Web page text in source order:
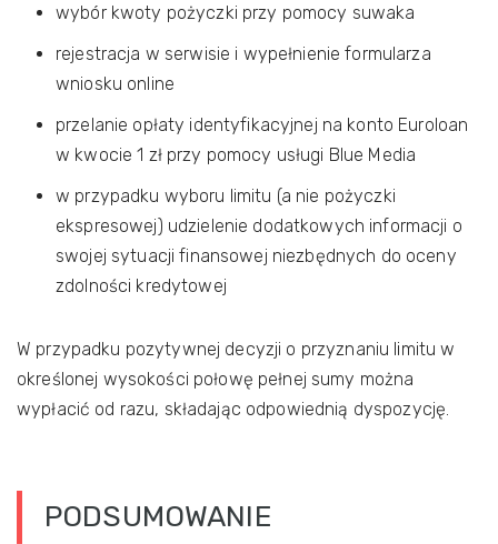
wybór kwoty pożyczki przy pomocy suwaka
rejestracja w serwisie i wypełnienie formularza
wniosku online
przelanie opłaty identyfikacyjnej na konto Euroloan
w kwocie 1 zł przy pomocy usługi Blue Media
w przypadku wyboru limitu (a nie pożyczki
ekspresowej) udzielenie dodatkowych informacji o
swojej sytuacji finansowej niezbędnych do oceny
zdolności kredytowej
W przypadku pozytywnej decyzji o przyznaniu limitu w
określonej wysokości połowę pełnej sumy można
wypłacić od razu, składając odpowiednią dyspozycję.
PODSUMOWANIE